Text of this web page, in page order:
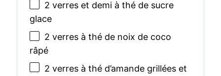
2 verres et demi à thé de sucre
glace
2 verres à thé de noix de coco
râpé
2 verres à thé d’amande grillées et